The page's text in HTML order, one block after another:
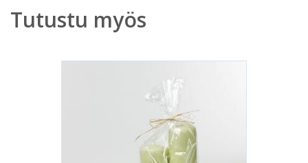
Tutustu myös